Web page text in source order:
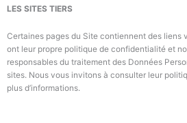
LES SITES TIERS
Certaines pages du Site contiennent des liens
ont leur propre politique de confidentialité et
responsables du traitement des Données
sites. Nous vous invitons à consulter leur
plus d’informations.